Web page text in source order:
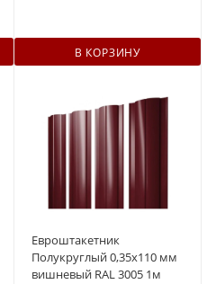
В КОРЗИНУ
Евроштакетник
Полукруглый 0,35x110 мм
вишневый RAL 3005 1м